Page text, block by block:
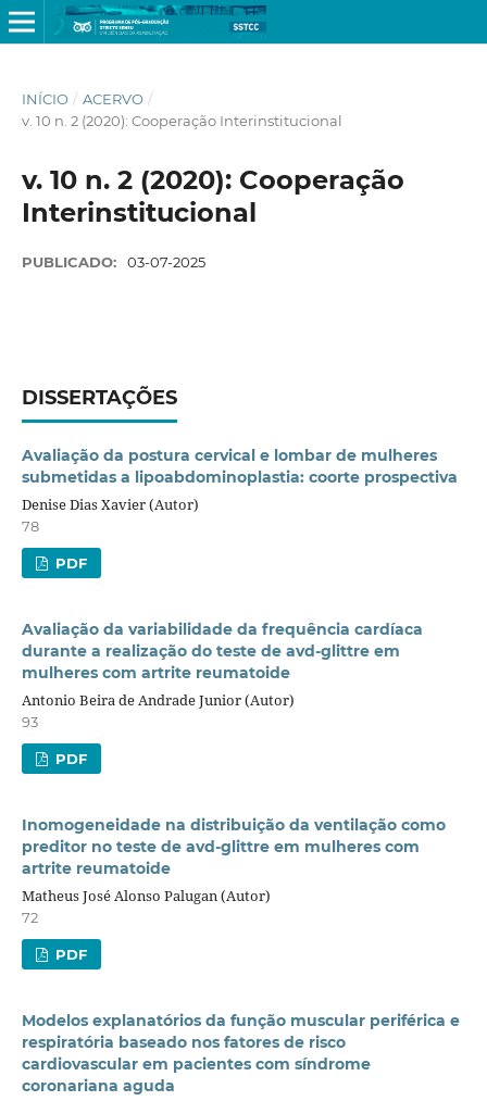
INÍCIO / ACERVO /
v. 10 n. 2 (2020): Cooperação Interinstitucional
v. 10 n. 2 (2020): Cooperação
Interinstitucional
PUBLICADO: 03-07-2025
DISSERTAÇÕES
Avaliação da postura cervical e lombar de mulheres
submetidas a lipoabdominoplastia: coorte prospectiva
Denise Dias Xavier (Autor)
78
PDF
Avaliação da variabilidade da frequência cardíaca
durante a realização do teste de avd-glittre em
mulheres com artrite reumatoide
Antonio Beira de Andrade Junior (Autor)
93
PDF
Inomogeneidade na distribuição da ventilação como
preditor no teste de avd-glittre em mulheres com
artrite reumatoide
Matheus José Alonso Palugan (Autor)
72
PDF
Modelos explanatórios da função muscular periférica e
respiratória baseado nos fatores de risco
cardiovascular em pacientes com síndrome
coronariana aguda